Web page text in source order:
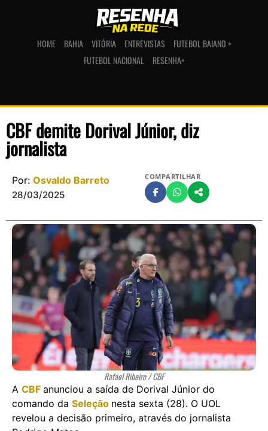
HOME BAHIA VITÓRIA ENTREVISTAS
FUTEBOL BAIANO +
FUTEBOL NACIONAL
RESENHA+
CBF demite Dorival Júnior, diz
jornalista
Por: Osvaldo Barreto
28/03/2025
COMPARTILHAR
Rafael Ribeiro / CBF
A CBF anunciou a saída de Dorival Júnior do
comando da Seleção nesta sexta (28). O UOL
revelou a decisão primeiro, através do jornalista